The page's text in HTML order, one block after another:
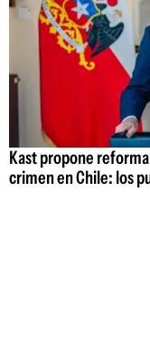
Kast propone
crimen en Chile: los